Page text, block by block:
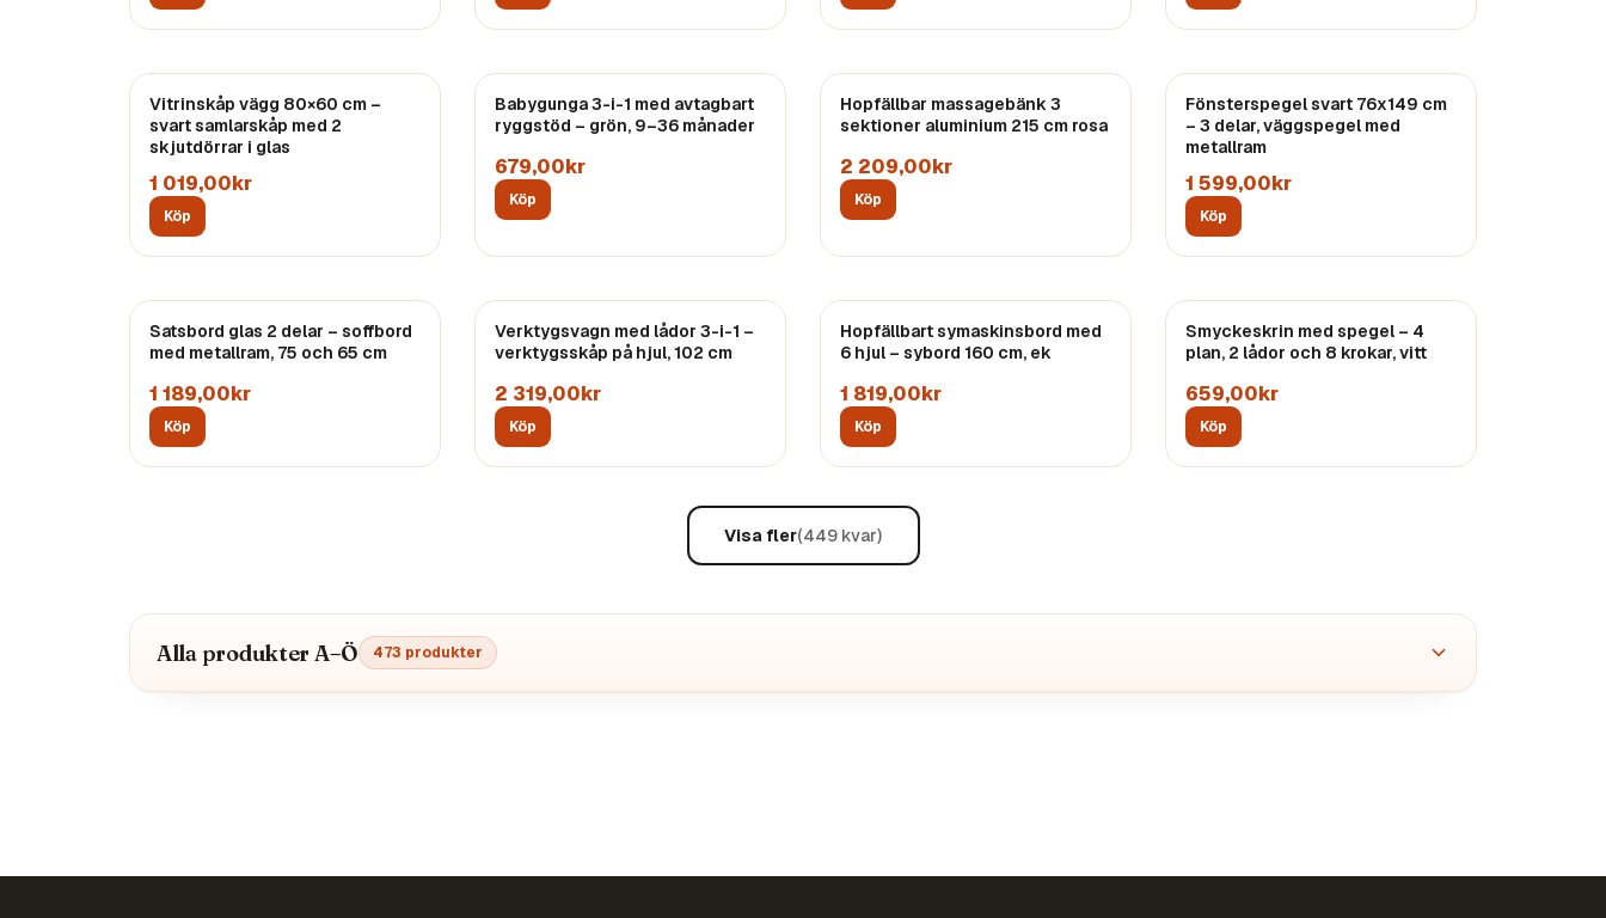
Vitrinskåp vägg 80×60 cm –
svart samlarskåp med 2
skjutdörrar i glas
1 019,00kr
Köp
Babygunga 3-i-1 med avtagbart
ryggstöd – grön, 9–36 månader
679,00kr
Köp
Hopfällbar massagebänk 3
sektioner aluminium 215 cm rosa
2 209,00kr
Köp
Fönsterspegel svart 76x149 cm
– 3 delar, väggspegel med
metallram
1 599,00kr
Köp
Satsbord glas 2 delar – soffbord
med metallram, 75 och 65 cm
1 189,00kr
Köp
Verktygsvagn med lådor 3-i-1 –
verktygsskåp på hjul, 102 cm
2 319,00kr
Köp
Hopfällbart symaskinsbord med
6 hjul – sybord 160 cm, ek
1 819,00kr
Köp
Smyckeskrin med spegel – 4
plan, 2 lådor och 8 krokar, vitt
659,00kr
Köp
Visa fler(449 kvar)
Alla produkter A–Ö 473 produkter